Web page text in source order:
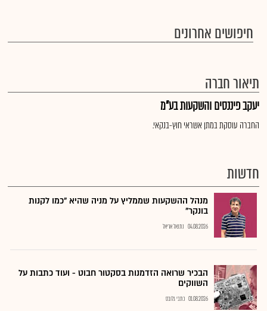
חיפושים אחרונים
תיאור חברה
יעקב פיננסים והשקעות בע"מ
החברה עוסקת במתן אשראי חוץ-בנקאי.
חדשות
מנהל ההשקעות שממליץ על מניה שהיא "כמו לקנות
בונקר"
04.08.2026 נתנאל אריאל
הבכיר שרואה הזדמנות בסקטור חבוט - ועוד כתבות על
השווקים
01.08.2026 כתבי גלובס